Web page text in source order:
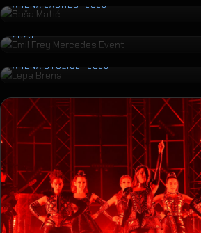
ARENA ZAGREB · 2025
Emil Frey Mercedes Event
2025
Lepa Brena
ARENA STOŽICE · 2025